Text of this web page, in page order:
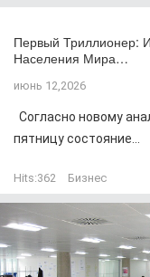
Первый Триллионер:
Населения Мира…
июнь 12,2026
Согласно новому
пятницу состояние...
Hits:362 Бизнес